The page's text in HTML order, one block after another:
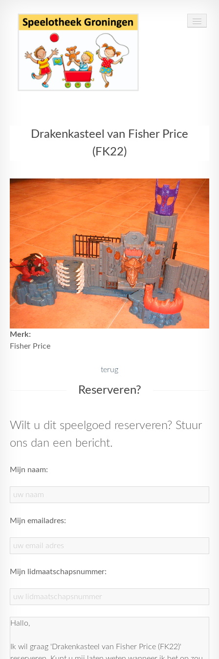
Speelgoed
Routebeschrijving
Contact
Drakenkasteel van Fisher Price
(FK22)
Merk:
Fisher Price
terug
Reserveren?
Wilt u dit speelgoed reserveren? Stuur
ons dan een bericht.
Mijn naam:
Mijn emailadres:
Mijn lidmaatschapsnummer: